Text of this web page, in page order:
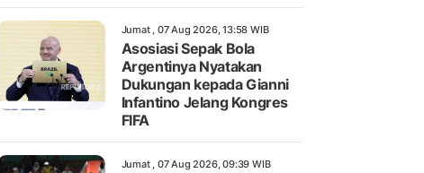
Jumat , 07 Aug 2026, 13:58 WIB
Asosiasi Sepak Bola
Argentinya Nyatakan
Dukungan kepada Gianni
Infantino Jelang Kongres
FIFA
Jumat , 07 Aug 2026, 09:39 WIB